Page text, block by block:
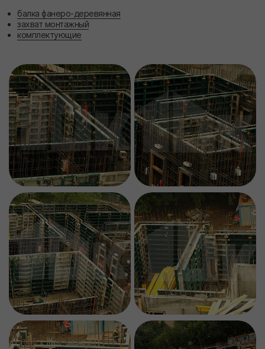
балка фанеро-деревянная
захват монтажный
комплектующие